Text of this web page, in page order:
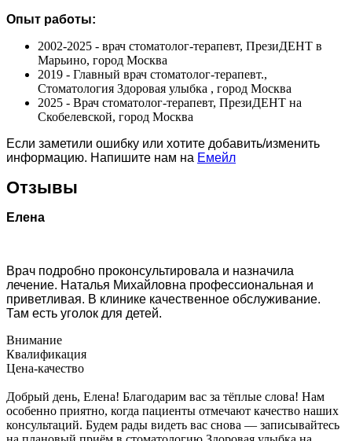
Опыт работы:
2002-2025 - врач стоматолог-терапевт, ПрезиДЕНТ в
Марьино, город Москва
2019 - Главный врач стоматолог-терапевт.,
Стоматология Здоровая улыбка , город Москва
2025 - Врач стоматолог-терапевт, ПрезиДЕНТ на
Скобелевской, город Москва
Если заметили ошибку или хотите добавить/изменить
информацию. Напишите нам на Емейл
Отзывы
Елена
Врач подробно проконсультировала и назначила
лечение. Наталья Михайловна профессиональная и
приветливая. В клинике качественное обслуживание.
Там есть уголок для детей.
Внимание
Квалификация
Цена-качество
Добрый день, Елена! Благодарим вас за тёплые слова! Нам
особенно приятно, когда пациенты отмечают качество наших
консультаций. Будем рады видеть вас снова — записывайтесь